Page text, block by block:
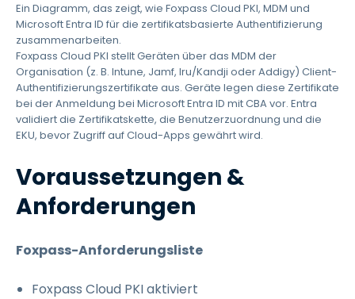
Ein Diagramm, das zeigt, wie Foxpass Cloud PKI, MDM und
Microsoft Entra ID für die zertifikatsbasierte Authentifizierung
zusammenarbeiten.
Foxpass Cloud PKI stellt Geräten über das MDM der
Organisation (z. B. Intune, Jamf, Iru/Kandji oder Addigy) Client-
Authentifizierungszertifikate aus. Geräte legen diese Zertifikate
bei der Anmeldung bei Microsoft Entra ID mit CBA vor. Entra
validiert die Zertifikatskette, die Benutzerzuordnung und die
EKU, bevor Zugriff auf Cloud-Apps gewährt wird.
Voraussetzungen &
Anforderungen
Foxpass-Anforderungsliste
Foxpass Cloud PKI aktiviert